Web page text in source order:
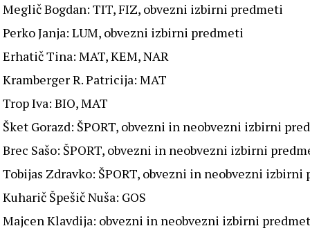
Meglič Bogdan: TIT, FIZ, obvezni izbirni predmeti
Perko Janja: LUM, obvezni izbirni predmeti
Erhatič Tina: MAT, KEM, NAR
Kramberger R. Patricija: MAT
Trop Iva: BIO, MAT
Šket Gorazd: ŠPORT, obvezni in neobvezni izbirni
Brec Sašo: ŠPORT, obvezni in neobvezni izbirni
Tobijas Zdravko: ŠPORT, obvezni in neobvezni izbirni
Kuharič Špešič Nuša: GOS
Majcen Klavdija: obvezni in neobvezni izbirni